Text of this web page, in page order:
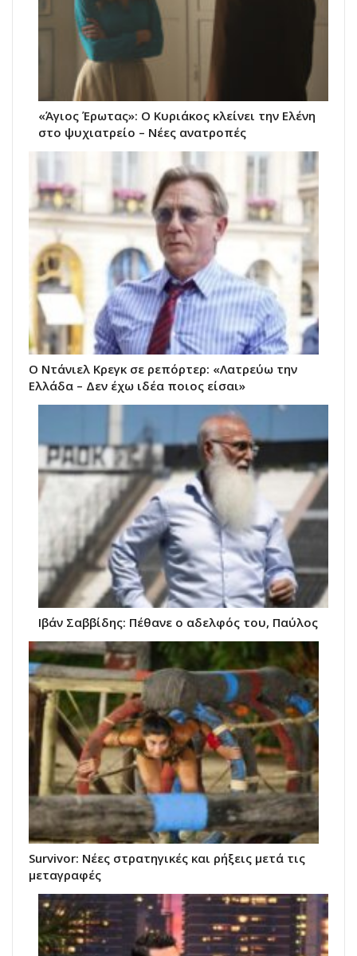
«Άγιος Έρωτας»: Ο Κυριάκος κλείνει την Ελένη
στο ψυχιατρείο – Νέες ανατροπές
Ο Ντάνιελ Κρεγκ σε ρεπόρτερ: «Λατρεύω την
Ελλάδα – Δεν έχω ιδέα ποιος είσαι»
Ιβάν Σαββίδης: Πέθανε ο αδελφός του, Παύλος
Survivor: Νέες στρατηγικές και ρήξεις μετά τις
μεταγραφές